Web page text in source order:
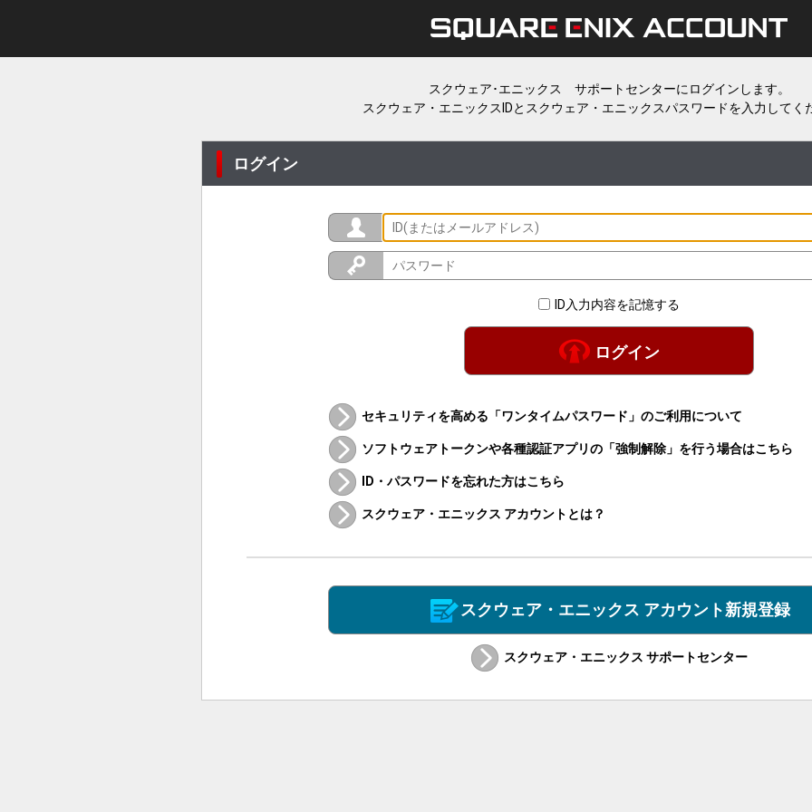
スクウェア･エニックス サポートセンターにログインします。
スクウェア・エニックスIDとスクウェア・エニックスパスワードを入力してく
ログイン
ID入力内容を記憶する
ログイン
セキュリティを高める「ワンタイムパスワード」のご利用について
ソフトウェアトークンや各種認証アプリの「強制解除」を行う場合はこちら
ID・パスワードを忘れた方はこちら
スクウェア・エニックス アカウントとは？
スクウェア・エニックス アカウント新規登録
スクウェア・エニックス サポートセンター